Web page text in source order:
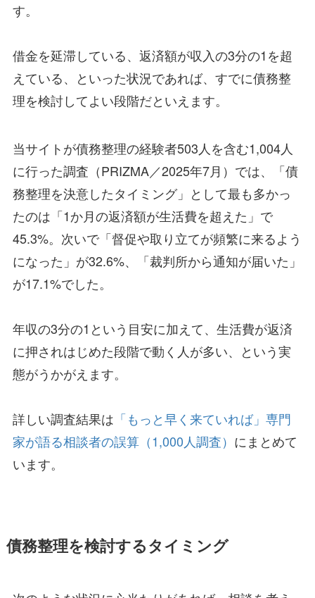
す。
借金を延滞している、返済額が収入の3分の1を超
えている、といった状況であれば、すでに債務整
理を検討してよい段階だといえます。
当サイトが債務整理の経験者503人を含む1,004人
に行った調査（PRIZMA／2025年7月）では、「債
務整理を決意したタイミング」として最も多かっ
たのは「1か月の返済額が生活費を超えた」で
45.3%。次いで「督促や取り立てが頻繁に来るよう
になった」が32.6%、「裁判所から通知が届いた」
が17.1%でした。
年収の3分の1という目安に加えて、生活費が返済
に押されはじめた段階で動く人が多い、という実
態がうかがえます。
詳しい調査結果は 「もっと早く来ていれば」専門
家が語る相談者の誤算（1,000人調査） にまとめて
います。
債務整理を検討するタイミング